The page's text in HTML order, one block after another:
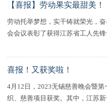
【喜报】劳动果实最甜美！
劳动托举梦想，实干铸就荣光，
会会议表彰了获得江苏省工人先
喜报！又获奖啦！
4月12日，2023无锡慈善晚会暨
织、慈善项目获奖。其中，江苏